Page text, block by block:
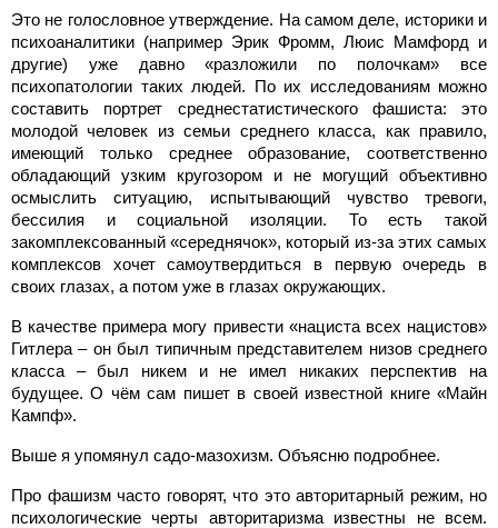
Это не голословное утверждение. На самом деле, историки и
психоаналитики (например Эрик Фромм, Люис Мамфорд и
другие) уже давно «разложили по полочкам» все
психопатологии таких людей. По их исследованиям можно
составить портрет среднестатистического фашиста: это
молодой человек из семьи среднего класса, как правило,
имеющий только среднее образование, соответственно
обладающий узким кругозором и не могущий объективно
осмыслить ситуацию, испытывающий чувство тревоги,
бессилия и социальной изоляции. То есть такой
закомплексованный «середнячок», который из-за этих самых
комплексов хочет самоутвердиться в первую очередь в
своих глазах, а потом уже в глазах окружающих.
В качестве примера могу привести «нациста всех нацистов»
Гитлера – он был типичным представителем низов среднего
класса – был никем и не имел никаких перспектив на
будущее. О чём сам пишет в своей известной книге «Майн
Кампф».
Выше я упомянул садо-мазохизм. Объясню подробнее.
Про фашизм часто говорят, что это авторитарный режим, но
психологические черты авторитаризма известны не всем.